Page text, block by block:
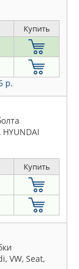
Купить
р.
Купить
VW, Seat,